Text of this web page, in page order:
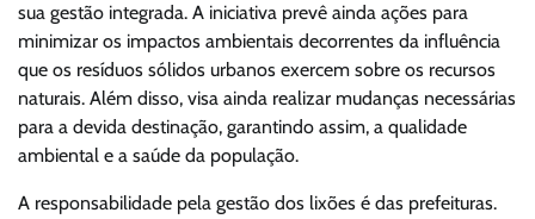
sua gestão integrada. A iniciativa prevê ainda ações para
minimizar os impactos ambientais decorrentes da influência
que os resíduos sólidos urbanos exercem sobre os recursos
naturais. Além disso, visa ainda realizar mudanças necessárias
para a devida destinação, garantindo assim, a qualidade
ambiental e a saúde da população.
A responsabilidade pela gestão dos lixões é das prefeituras.